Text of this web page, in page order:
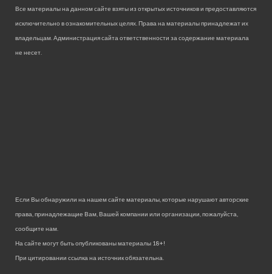
Все материалы на данном сайте взяты из открытых источников и предоставляются
исключительно в ознакомительных целях. Права на материалы принадлежат их
владельцам. Администрация сайта ответственности за содержание материала
не несет.
Если Вы обнаружили на нашем сайте материалы, которые нарушают авторские
права, принадлежащие Вам, Вашей компании или организации, пожалуйста,
сообщите нам.
На сайте могут быть опубликованы материалы 18+!
При цитировании ссылка на источник обязательна.